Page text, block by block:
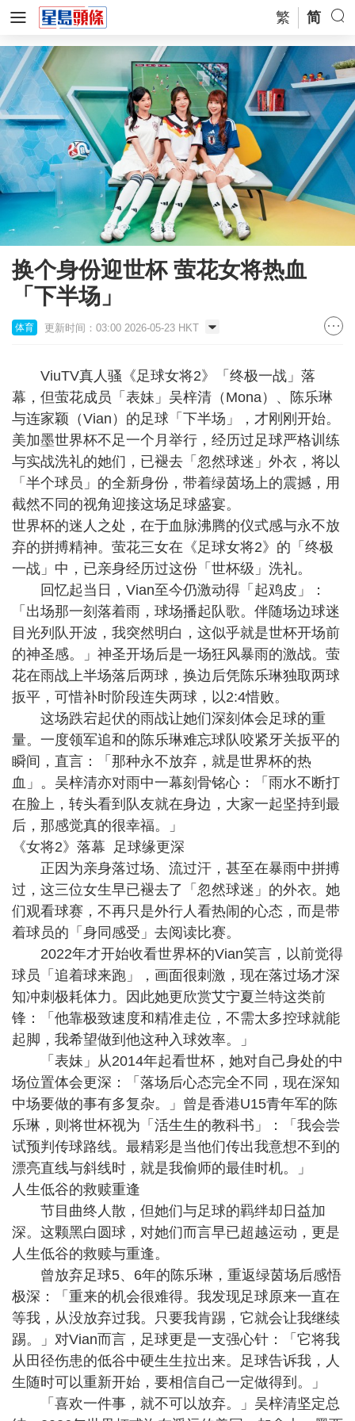
繁 简
换个身份迎世杯 萤花女将热血
「下半场」
体育 更新时间：03:00 2026-05-23 HKT
ViuTV真人骚《足球女将2》「终极一战」落
幕，但萤花成员「表妹」吴梓清（Mona）、陈乐琳
与连家颖（Vian）的足球「下半场」，才刚刚开始。
美加墨世界杯不足一个月举行，经历过足球严格训练
与实战洗礼的她们，已褪去「忽然球迷」外衣，将以
「半个球员」的全新身份，带着绿茵场上的震撼，用
截然不同的视角迎接这场足球盛宴。
世界杯的迷人之处，在于血脉沸腾的仪式感与永不放
弃的拼搏精神。萤花三女在《足球女将2》的「终极
一战」中，已亲身经历过这份「世杯级」洗礼。
回忆起当日，Vian至今仍激动得「起鸡皮」：
「出场那一刻落着雨，球场播起队歌。伴随场边球迷
目光列队开波，我突然明白，这似乎就是世杯开场前
的神圣感。」神圣开场后是一场狂风暴雨的激战。萤
花在雨战上半场落后两球，换边后凭陈乐琳独取两球
扳平，可惜补时阶段连失两球，以2:4惜败。
这场跌宕起伏的雨战让她们深刻体会足球的重
量。一度领军追和的陈乐琳难忘球队咬紧牙关扳平的
瞬间，直言：「那种永不放弃，就是世界杯的热
血」。吴梓清亦对雨中一幕刻骨铭心：「雨水不断打
在脸上，转头看到队友就在身边，大家一起坚持到最
后，那感觉真的很幸福。」
《女将2》落幕 足球缘更深
正因为亲身落过场、流过汗，甚至在暴雨中拼搏
过，这三位女生早已褪去了「忽然球迷」的外衣。她
们观看球赛，不再只是外行人看热闹的心态，而是带
着球员的「身同感受」去阅读比赛。
2022年才开始收看世界杯的Vian笑言，以前觉得
球员「追着球来跑」，画面很刺激，现在落过场才深
知冲刺极耗体力。因此她更欣赏艾宁夏兰特这类前
锋：「他靠极致速度和精准走位，不需太多控球就能
起脚，我希望做到他这种入球效率。」
「表妹」从2014年起看世杯，她对自己身处的中
场位置体会更深：「落场后心态完全不同，现在深知
中场要做的事有多复杂。」曾是香港U15青年军的陈
乐琳，则将世杯视为「活生生的教科书」：「我会尝
试预判传球路线。最精彩是当他们传出我意想不到的
漂亮直线与斜线时，就是我偷师的最佳时机。」
人生低谷的救赎重逢
节目曲终人散，但她们与足球的羁绊却日益加
深。这颗黑白圆球，对她们而言早已超越运动，更是
人生低谷的救赎与重逢。
曾放弃足球5、6年的陈乐琳，重返绿茵场后感悟
极深：「重来的机会很难得。我发现足球原来一直在
等我，从没放弃过我。只要我肯踢，它就会让我继续
踢。」对Vian而言，足球更是一支强心针：「它将我
从田径伤患的低谷中硬生生拉出来。足球告诉我，人
生随时可以重新开始，要相信自己一定做得到。」
「喜欢一件事，就不可以放弃。」吴梓清坚定总